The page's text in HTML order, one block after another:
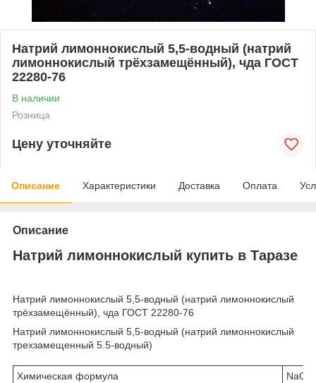
Натрий лимоннокислый 5,5-водный (натрий
лимоннокислый трёхзамещённый), чда ГОСТ
22280-76
В наличии
Розница
Цену уточняйте
Описание Характеристики Доставка Оплата
Описание
Натрий лимоннокислый купить в Таразе
Натрий лимоннокислый 5,5-водный (натрий лимоннокислый
трёхзамещённый), чда ГОСТ 22280-76
Натрий лимоннокислый 5,5-водный (натрий лимоннокислый
трехзамещенный 5.5-водный)
Химическая формула